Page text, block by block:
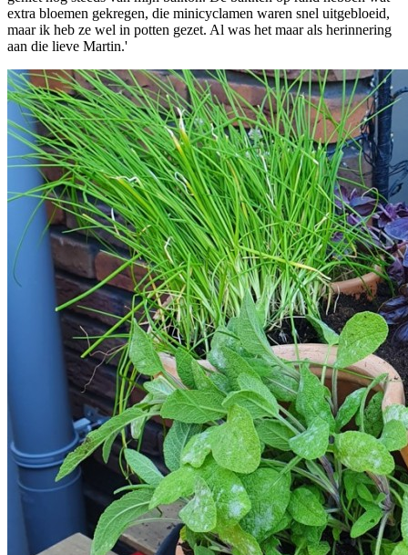
extra bloemen gekregen, die minicyclamen waren snel uitgebloeid,
maar ik heb ze wel in potten gezet. Al was het maar als herinnering
aan die lieve Martin.'